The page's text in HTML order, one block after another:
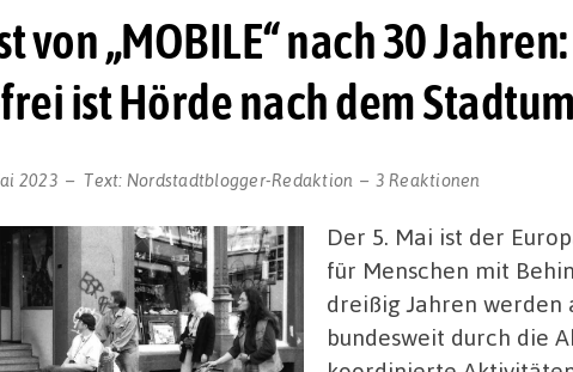
von „MOBILE“ nach 30
ist Hörde nach dem
2023 Text: Nordstadtblogger-Redaktion 3 Reaktionen
Der 5. Mai ist der
für Menschen mit
dreißig Jahren werden
bundesweit durch die